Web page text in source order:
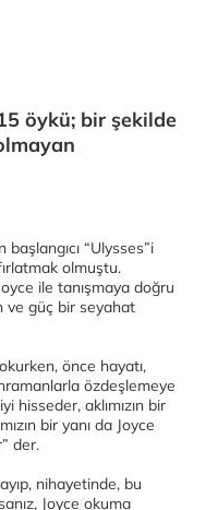
öykü; bir şekilde
“Ulysses”i
olmuştu.
ile tanışmaya doğru
ve güç bir seyahat
önce hayatı,
özdeşlemeye
hisseder, aklımızın bir
bir yanı da Joyce
der.
nihayetinde, bu
Joyce okuma